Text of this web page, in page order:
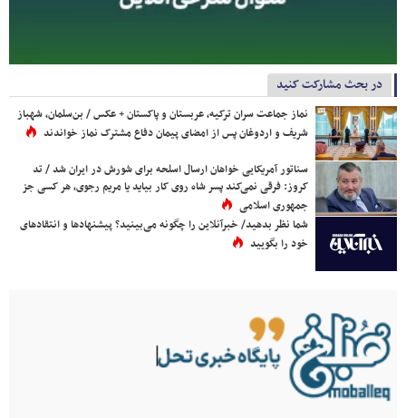
در بحث مشارکت کنید
نماز جماعت سران ترکیه، عربستان و پاکستان + عکس / بن‌سلمان، شهباز
شریف و اردوغان پس از امضای پیمان دفاع مشترک نماز خواندند
سناتور آمریکایی خواهان ارسال اسلحه برای شورش در ایران شد / تد
کروز: فرقی نمی‌کند پسر شاه روی کار بیاید یا مریم رجوی، هر کسی جز
جمهوری اسلامی
شما نظر بدهید/ خبرآنلاین را چگونه می‌بینید؟ پیشنهادها و انتقادهای
خود را بگویید